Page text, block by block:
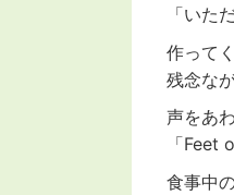
「いた
作って
残念な
声をあ
「Feet
食事中